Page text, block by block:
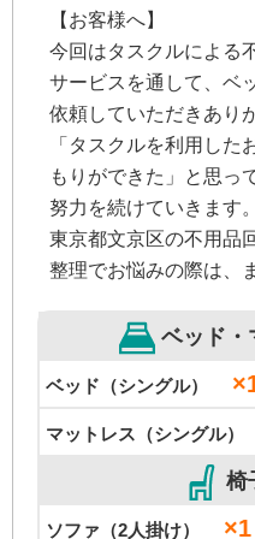
【お客様へ】
今回はタスクルによる
サービスを通して、ベ
依頼していただきあり
「タスクルを利用した
もりができた」と思っ
努力を続けていきます。
東京都文京区の不用品
整理でお悩みの際は、
ベッド・
ベッド（シングル）
マットレス（シングル）
椅
ソファ（2人掛け） ×1